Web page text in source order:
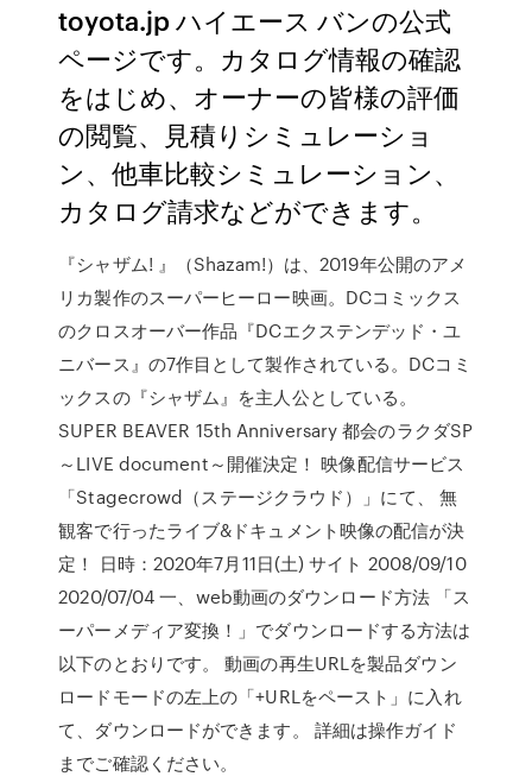
toyota.jp ハイエース バンの公式
ページです。カタログ情報の確認
をはじめ、オーナーの皆様の評価
の閲覧、見積りシミュレーショ
ン、他車比較シミュレーション、
カタログ請求などができます。
『シャザム! 』（Shazam!）は、2019年公開のアメ
リカ製作のスーパーヒーロー映画。DCコミックス
のクロスオーバー作品『DCエクステンデッド・ユ
ニバース』の7作目として製作されている。DCコミ
ックスの『シャザム』を主人公としている。
SUPER BEAVER 15th Anniversary 都会のラクダSP
～LIVE document～開催決定！ 映像配信サービス
「Stagecrowd（ステージクラウド）」にて、 無
観客で行ったライブ&ドキュメント映像の配信が決
定！ 日時：2020年7月11日(土) サイト 2008/09/10
2020/07/04 一、web動画のダウンロード方法 「ス
ーパーメディア変換！」でダウンロードする方法は
以下のとおりです。 動画の再生URLを製品ダウン
ロードモードの左上の「+URLをペースト」に入れ
て、ダウンロードができます。 詳細は操作ガイド
までご確認ください。